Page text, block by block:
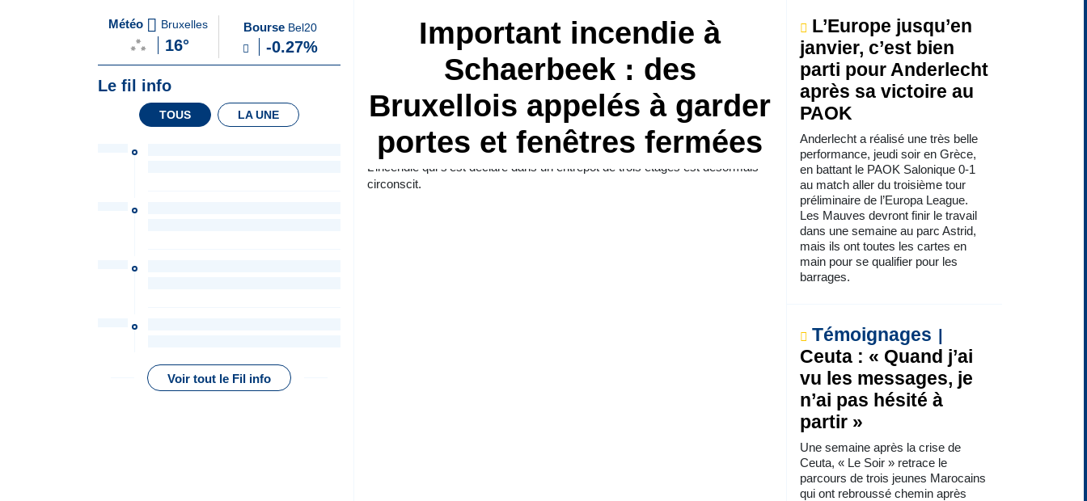
du Soir
Une
Important incendie à
Schaerbeek : des
Bruxellois appelés à garder
portes et fenêtres fermées
L’incendie qui s’est déclaré dans un entrepôt de trois étages est désormais
circonscit.
L’Europe jusqu’en
janvier, c’est bien
parti pour Anderlecht
après sa victoire au
PAOK
Anderlecht a réalisé une très belle
performance, jeudi soir en Grèce,
en battant le PAOK Salonique 0-1
au match aller du troisième tour
préliminaire de l’Europa League.
Les Mauves devront finir le travail
dans une semaine au parc Astrid,
mais ils ont toutes les cartes en
main pour se qualifier pour les
barrages.
Témoignages
Ceuta : « Quand j’ai
vu les messages, je
n’ai pas hésité à
partir »
Une semaine après la crise de
Ceuta, « Le Soir » retrace le
parcours de trois jeunes Marocains
qui ont rebroussé chemin après
Météo Bruxelles
16°
Bourse Bel20
-0.27%
Le fil info
LA UNE
TOUS
Voir tout le Fil info